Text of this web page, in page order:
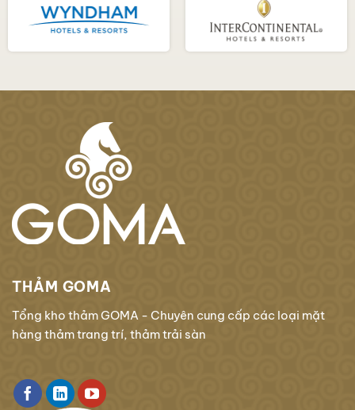
THẢM GOMA
Tổng kho thảm GOMA - Chuyên cung cấp các loại mặt
hàng thảm trang trí, thảm trải sàn